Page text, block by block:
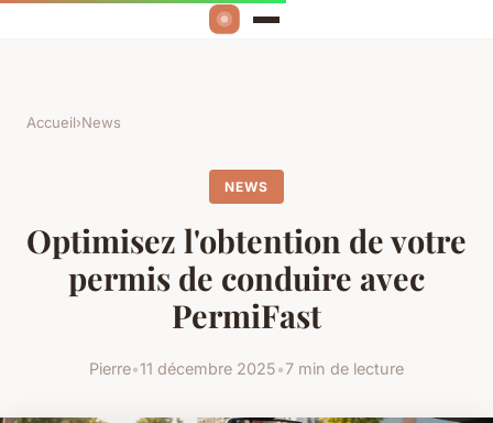
Accueil›News
NEWS
Optimisez l'obtention de votre
permis de conduire avec
PermiFast
Pierre•11 décembre 2025•7 min de lecture